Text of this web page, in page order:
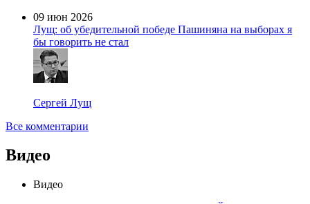
09 июн 2026
Лущ: об убедительной победе Пашиняна на выборах я
бы говорить не стал
Сергей Лущ
Все комментарии
Видео
Видео